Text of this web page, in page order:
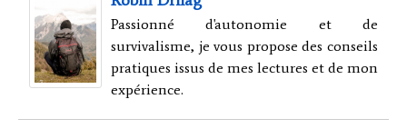
Passionné d'autonomie et de
survivalisme, je vous propose des conseils
pratiques issus de mes lectures et de mon
expérience.